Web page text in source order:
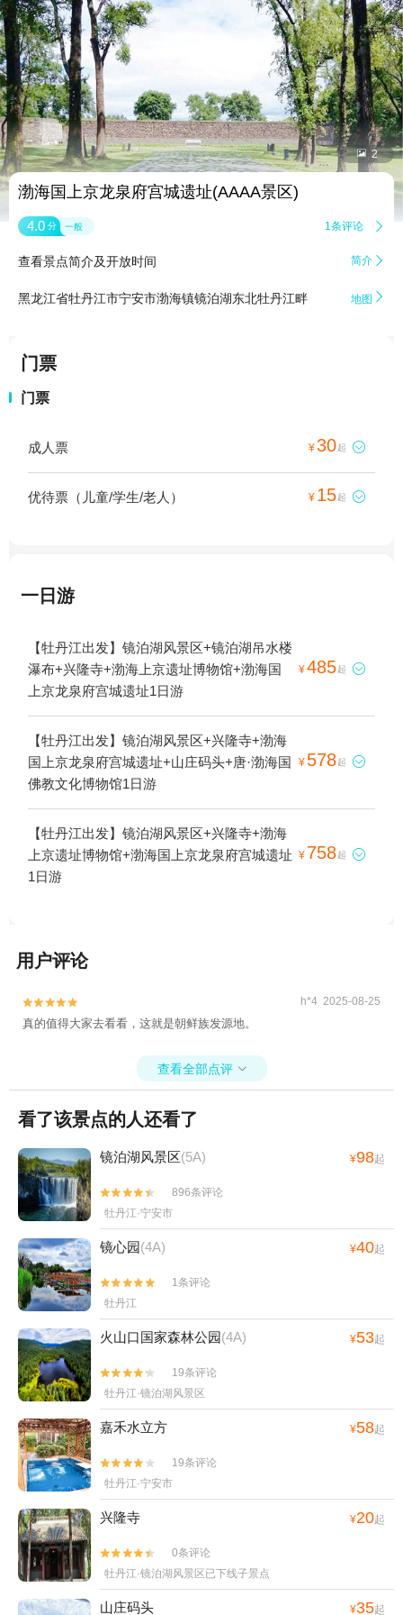
 2
渤海国上京龙泉府宫城遗址(AAAA景区)
4.0 分 一般 1条评论 
查看景点简介及开放时间 简介 
黑龙江省牡丹江市宁安市渤海镇镜泊湖东北牡丹江畔 地图 
门票
门票
成人票 ¥30起 
优待票（儿童/学生/老人） ¥ 15起 
一日游
【牡丹江出发】镜泊湖风景区+镜泊湖吊水楼
瀑布+兴隆寺+渤海上京遗址博物馆+渤海国
上京龙泉府宫城遗址1日游
¥485起 
【牡丹江出发】镜泊湖风景区+兴隆寺+渤海
国上京龙泉府宫城遗址+山庄码头+唐·渤海国
佛教文化博物馆1日游
¥ 578起 
【牡丹江出发】镜泊湖风景区+兴隆寺+渤海
上京遗址博物馆+渤海国上京龙泉府宫城遗址
1日游
¥ 758起 
用户评论

 h*4 2025-08-25
真的值得大家去看看，这就是朝鲜族发源地。
查看全部点评 
看了该景点的人还看了
镜泊湖风景区(5A) ¥98起


896条评论
牡丹江·宁安市
镜心园(4A) ¥40起


1条评论
牡丹江
火山口国家森林公园(4A) ¥53起


19条评论
牡丹江·镜泊湖风景区
嘉禾水立方 ¥58起


19条评论
牡丹江·宁安市
兴隆寺 ¥20起


0条评论
牡丹江·镜泊湖风景区已下线子景点
山庄码头 ¥35起
